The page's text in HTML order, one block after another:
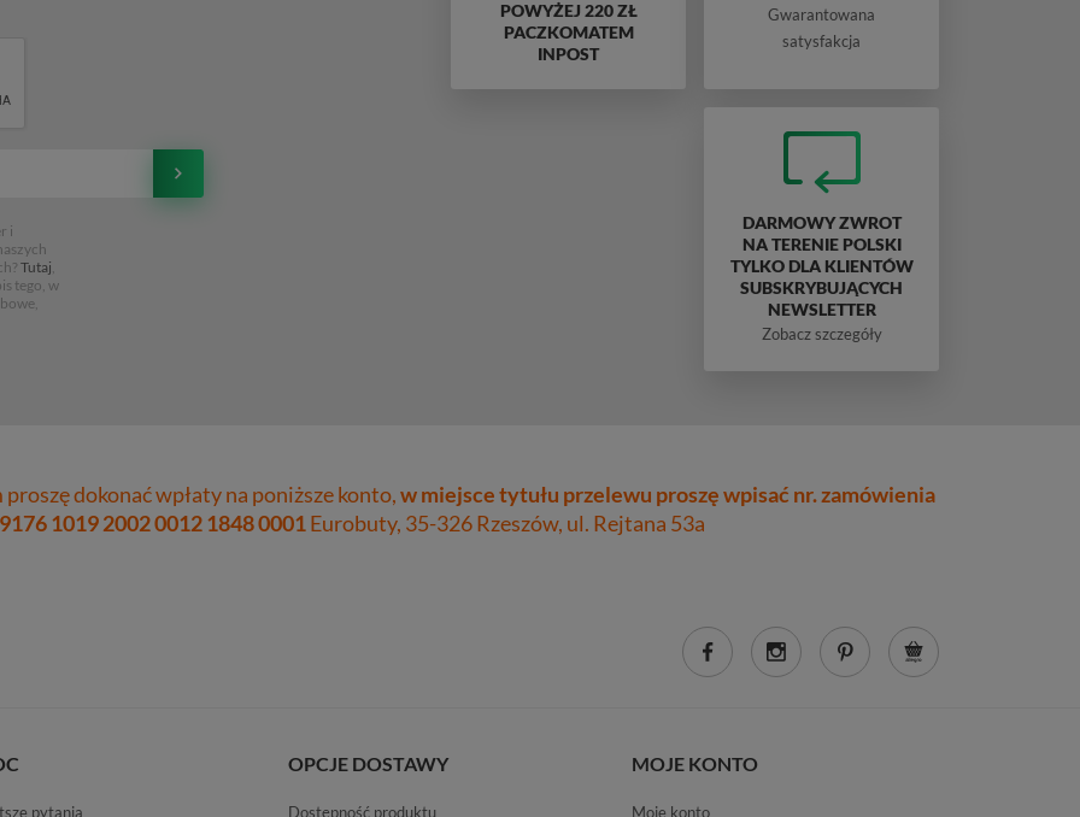
i
Tutaj,
tego, w
POWYŻEJ 220 ZŁ
PACZKOMATEM
INPOST
Gwarantowana
satysfakcja
DARMOWY ZWROT
NA TERENIE POLSKI
TYLKO DLA KLIENTÓW
SUBSKRYBUJĄCYCH
NEWSLETTER
Zobacz szczegóły
dokonać wpłaty na poniższe konto,w miejsce tytułu przelewu proszę wpisać nr. zamówienia
1019 2002 0012 1848 0001Eurobuty, 35-326 Rzeszów, ul. Rejtana 53a
pytania
OPCJE DOSTAWY
Dostępność produktu
MOJE KONTO
Moje konto